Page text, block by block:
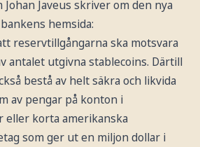
Johan Javeus skriver om den nya
hemsida:
reservtillgångarna ska motsvara
antalet utgivna stablecoins. Därtill
bestå av helt säkra och likvida
av pengar på konton i
eller korta amerikanska
som ger ut en miljon dollar i